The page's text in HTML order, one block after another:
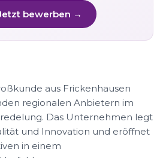
bewerben →
aus Frickenhausen
regionalen Anbietern im
Das Unternehmen legt
und Innovation und eröffnet
in einem